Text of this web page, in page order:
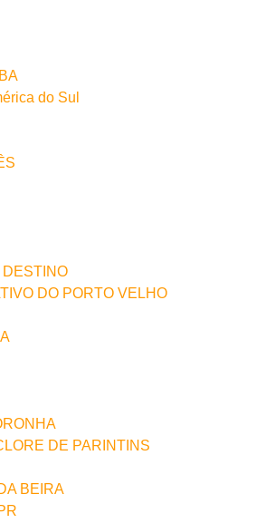
do Sul
DO PORTO VELHO
DE PARINTINS
BEIRA